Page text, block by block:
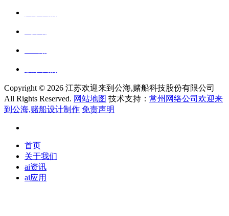
Copyright © 2026 江苏欢迎来到公海,赌船科技股份有限公司
All Rights Reserved. 网站地图 技术支持： 常州网络公司欢迎来
到公海,赌船设计制作 免责声明
首页
关于我们
ai资讯
ai应用